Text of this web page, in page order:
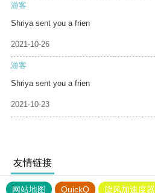
游客
Shriya sent you a frien
2021-10-26
游客
Shriya sent you a frien
2021-10-23
友情链接
网站地图 QuickQ 旋风加速度器